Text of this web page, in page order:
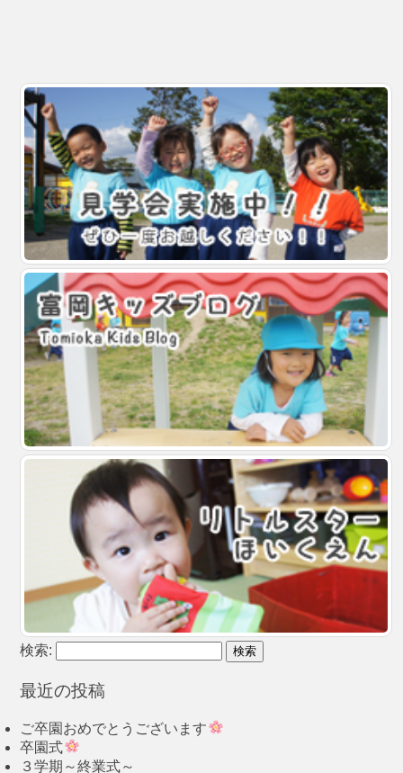
検索:
最近の投稿
ご卒園おめでとうございます
卒園式
３学期～終業式～